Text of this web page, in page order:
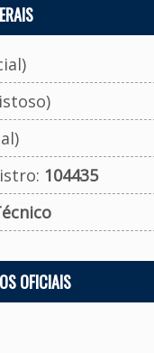
104435
OFICIAIS